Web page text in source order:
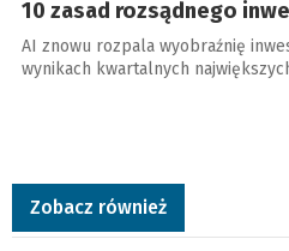
10 zasad rozsądnego
AI znowu rozpala wyobraźnię
wynikach kwartalnych
Zobacz również